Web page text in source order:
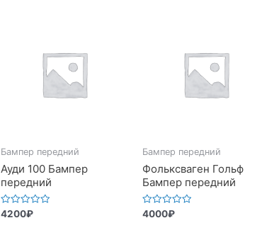
Бампер передний
Ауди 100 Бампер
передний
Оценка
4200₽
Бампер передний
Фольксваген Гольф
Бампер передний
Оценка
4000₽